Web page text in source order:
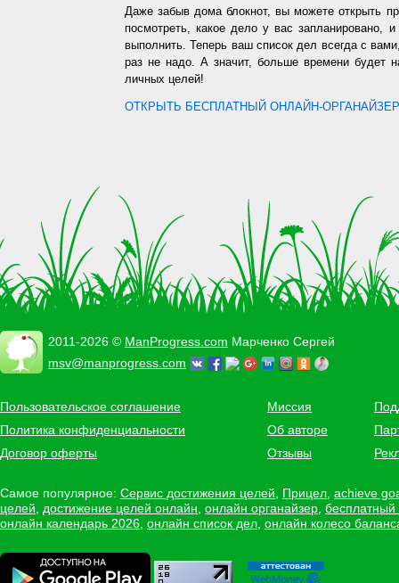
Даже забыв дома блокнот, вы можете открыть
посмотреть, какое дело у вас запланировано,
выполнить. Теперь ваш список дел всегда с
раз не надо. А значит, больше времени будет
личных целей!
ОТКРЫТЬ БЕСПЛАТНЫЙ ОНЛАЙН-
2011-2026 © ManProgress.com Марченко Сергей
msv@manprogress.com
Пользовательское соглашение
Политика конфиденциальности
Договор оферты
Миссия
Об авторе
Отзывы
Самое популярное: Сервис достижения целей Прицел achieve
целей
достижение целей онлайн онлайн органайзер
онлайн календарь 2026 онлайн список дел онлайн колесо